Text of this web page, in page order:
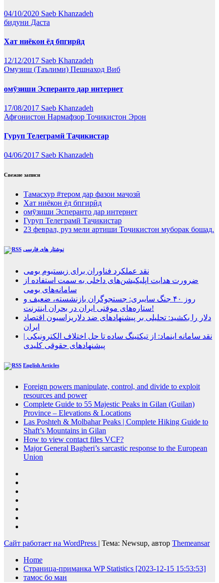
04/10/2020 Saeb Khanzadeh
бидуни Даста
Хат ниёкон ёд бпгирӣд
12/12/2017 Saeb Khanzadeh
Омузиш (Таълими) Пешнаход Виб
омӯзиши Эсперанто дар интернет
17/08/2017 Saeb Khanzadeh
Афғонистон Нармафзор Точикистон Эрон
Гуруп Телеграмй Таҷикистар
04/06/2017 Saeb Khanzadeh
Свежие записи
Тамасхур #тером дар фазои маҷозӣ
Хат ниёкон ёд бпгирӣд
омӯзиши Эсперанто дар интернет
Гуруп Телеграмй Таҷикистар
23 феврал, руз мели артиши Тоҷикистон муборак бошад.
نوشتار های فارسی
نقد عملکرد فناوران برای زیستبوم بومی
ضرورت هدایت اپلیکیشن‌های داخلی به سمت استفاده از
سامانه‌های بومی
روز ۴۰ جنگ سایبری: جستجوگران بازنشسته، ضعیف و
ستاره‌های موقتی ایران در بحران اینترنت!
دلار را بکشید: تحلیلی بر پیشنهادهای ضد دلاریزاسیون اقتصاد
ایران
نقد سامانه اینماد: از تیکتینگ ساده تا حل اختلاف الکترونیکی |
پیشنهادهای حقوقی کلیدی
English Articles
Foreign powers manipulate, control, and divide to exploit
resources and power
Complete Guide to 55 Majestic Peaks in Gilan (Guilan)
Province – Elevations & Locations
Las Poshteh & Molbahar Peaks | Complete Hiking Guide to
Shaft’s Mountains in Gilan
How to view contact files VCF?
Major General Bagheri’s sarcastic response to the European
Union
Сайт работает на WordPress | Тема: Newsup, автор Themeansar
Home
Страница-приманка WP Statistics [2023-12-15 15:53:53]
тамос бо ман